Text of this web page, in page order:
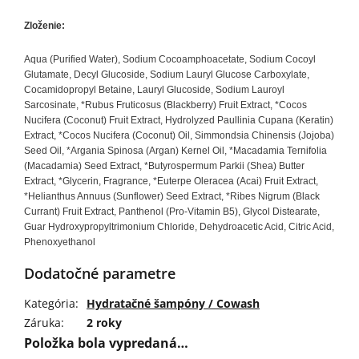
Zloženie:
Aqua (Purified Water), Sodium Cocoamphoacetate, Sodium Cocoyl
Glutamate, Decyl Glucoside, Sodium Lauryl Glucose Carboxylate,
Cocamidopropyl Betaine, Lauryl Glucoside, Sodium Lauroyl
Sarcosinate, *Rubus Fruticosus (Blackberry) Fruit Extract, *Cocos
Nucifera (Coconut) Fruit Extract, Hydrolyzed Paullinia Cupana (Keratin)
Extract, *Cocos Nucifera (Coconut) Oil, Simmondsia Chinensis (Jojoba)
Seed Oil, *Argania Spinosa (Argan) Kernel Oil, *Macadamia Ternifolia
(Macadamia) Seed Extract, *Butyrospermum Parkii (Shea) Butter
Extract, *Glycerin, Fragrance, *Euterpe Oleracea (Acai) Fruit Extract,
*Helianthus Annuus (Sunflower) Seed Extract, *Ribes Nigrum (Black
Currant) Fruit Extract, Panthenol (Pro-Vitamin B5), Glycol Distearate,
Guar Hydroxypropyltrimonium Chloride, Dehydroacetic Acid, Citric Acid,
Phenoxyethanol
Dodatočné parametre
Kategória:
Hydratačné šampóny / Cowash
Záruka: 2 roky
Položka bola vypredaná…